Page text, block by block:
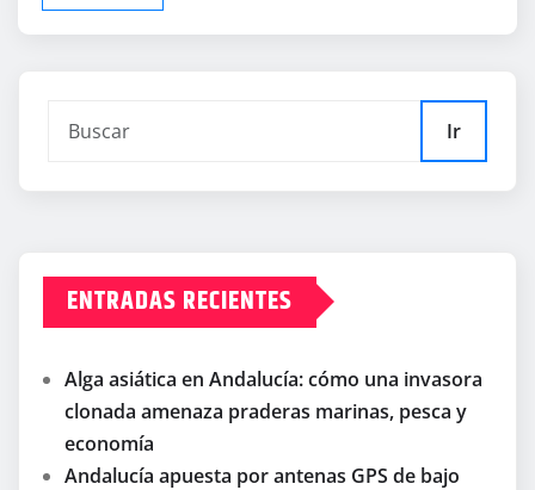
Ir
ENTRADAS RECIENTES
Alga asiática en Andalucía: cómo una invasora
clonada amenaza praderas marinas, pesca y
economía
Andalucía apuesta por antenas GPS de bajo